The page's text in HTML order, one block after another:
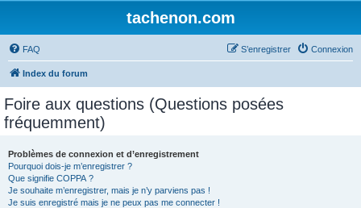
tachenon.com
FAQ Connexion
S’enregistrer
Index du forum
Foire aux questions (Questions posées
fréquemment)
Problèmes de connexion et d’enregistrement
Pourquoi dois-je m’enregistrer ?
Que signifie COPPA ?
Je souhaite m’enregistrer, mais je n’y parviens pas !
Je suis enregistré mais je ne peux pas me connecter !